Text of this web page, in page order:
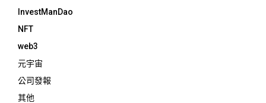
InvestManDao
NFT
web3
元宇宙
公司發報
其他